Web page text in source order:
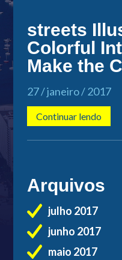
streets
Colorful
Make the
27 / janeiro / 2017
Continuar lendo
Arquivos
julho 2017
junho 2017
maio 2017